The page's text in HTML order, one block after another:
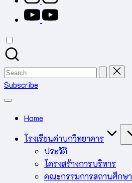
การ
ศึกษา
มุกดาหาร
youtube.com
Search
for:
Subscribe
Home
โรงเรียนคำบกวิทยาคาร
ประวัติ
โครงสร้างการบริหาร
คณะกรรมการสถานศึกษา